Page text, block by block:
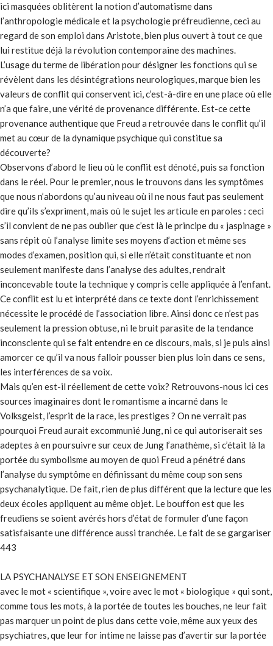
ici masquées oblitèrent la notion d’automatisme dans
l’anthropologie médicale et la psychologie préfreudienne, ceci au
regard de son emploi dans Aristote, bien plus ouvert à tout ce que
lui restitue déjà la révolution contemporaine des machines.
L’usage du terme de libération pour désigner les fonctions qui se
révèlent dans les désintégrations neurologiques, marque bien les
valeurs de conflit qui conservent ici, c’est-à-dire en une place où elle
n’a que faire, une vérité de provenance différente. Est-ce cette
provenance authentique que Freud a retrouvée dans le conflit qu’il
met au cœur de la dynamique psychique qui constitue sa
découverte?
Observons d’abord le lieu où le conflit est dénoté, puis sa fonction
dans le réel. Pour le premier, nous le trouvons dans les symptômes
que nous n’abordons qu’au niveau où il ne nous faut pas seulement
dire qu’ils s’expriment, mais où le sujet les articule en paroles : ceci
s’il convient de ne pas oublier que c’est là le principe du « jaspinage »
sans répit où l’analyse limite ses moyens d’action et même ses
modes d’examen, position qui, si elle n’était constituante et non
seulement manifeste dans l’analyse des adultes, rendrait
inconcevable toute la technique y compris celle appliquée à l’enfant.
Ce conflit est lu et interprété dans ce texte dont l’enrichissement
nécessite le procédé de l’association libre. Ainsi donc ce n’est pas
seulement la pression obtuse, ni le bruit parasite de la tendance
inconsciente qui se fait entendre en ce discours, mais, si je puis ainsi
amorcer ce qu’il va nous falloir pousser bien plus loin dans ce sens,
les interférences de sa voix.
Mais qu’en est-il réellement de cette voix? Retrouvons-nous ici ces
sources imaginaires dont le romantisme a incarné dans le
Volksgeist, l’esprit de la race, les prestiges ? On ne verrait pas
pourquoi Freud aurait excommunié Jung, ni ce qui autoriserait ses
adeptes à en poursuivre sur ceux de Jung l’anathème, si c’était là la
portée du symbolisme au moyen de quoi Freud a pénétré dans
l’analyse du symptôme en définissant du même coup son sens
psychanalytique. De fait, rien de plus différent que la lecture que les
deux écoles appliquent au même objet. Le bouffon est que les
freudiens se soient avérés hors d’état de formuler d’une façon
satisfaisante une différence aussi tranchée. Le fait de se gargariser
443
LA PSYCHANALYSE ET SON ENSEIGNEMENT
avec le mot « scientifique », voire avec le mot « biologique » qui sont,
comme tous les mots, à la portée de toutes les bouches, ne leur fait
pas marquer un point de plus dans cette voie, même aux yeux des
psychiatres, que leur for intime ne laisse pas d’avertir sur la portée